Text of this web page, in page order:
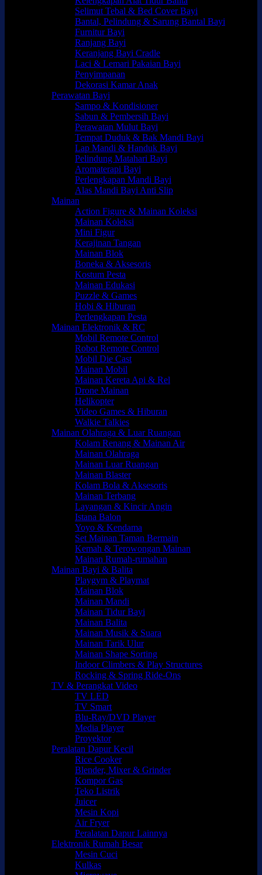
Selimut Tebal & Bed Cover Bayi
Bantal, Pelindung & Sarung Bantal Bayi
Furnitur Bayi
Ranjang Bayi
Keranjang Bayi Cradle
Laci & Lemari Pakaian Bayi
Penyimpanan
Dekorasi Kamar Anak
Perawatan Bayi
Sampo & Kondisioner
Sabun & Pembersih Bayi
Perawatan Mulut Bayi
Tempat Duduk & Bak Mandi Bayi
Lap Mandi & Handuk Bayi
Pelindung Matahari Bayi
Aromaterapi Bayi
Perlengkapan Mandi Bayi
Alas Mandi Bayi Anti Slip
Mainan
Action Figure & Mainan Koleksi
Mainan Koleksi
Mini Figur
Kerajinan Tangan
Mainan Blok
Boneka & Aksesoris
Kostum Pesta
Mainan Edukasi
Puzzle & Games
Hobi & Hiburan
Perlengkapan Pesta
Mainan Elektronik & RC
Mobil Remote Control
Robot Remote Control
Mobil Die Cast
Mainan Mobil
Mainan Kereta Api & Rel
Drone Mainan
Helikopter
Video Games & Hiburan
Walkie Talkies
Mainan Olahraga & Luar Ruangan
Kolam Renang & Mainan Air
Mainan Olahraga
Mainan Luar Ruangan
Mainan Blaster
Kolam Bola & Aksesoris
Mainan Terbang
Layangan & Kincir Angin
Istana Balon
Yoyo & Kendama
Set Mainan Taman Bermain
Kemah & Terowongan Mainan
Mainan Rumah-rumahan
Mainan Bayi & Balita
Playgym & Playmat
Mainan Blok
Mainan Mandi
Mainan Tidur Bayi
Mainan Balita
Mainan Musik & Suara
Mainan Tarik Ulur
Mainan Shape Sorting
Indoor Climbers & Play Structures
Rocking & Spring Ride-Ons
TV & Perangkat Video
TV LED
TV Smart
Blu-Ray/DVD Player
Media Player
Proyektor
Peralatan Dapur Kecil
Rice Cooker
Blender, Mixer & Grinder
Kompor Gas
Teko Listrik
Juicer
Mesin Kopi
Air Fryer
Peralatan Dapur Lainnya
Elektronik Rumah Besar
Mesin Cuci
Kulkas